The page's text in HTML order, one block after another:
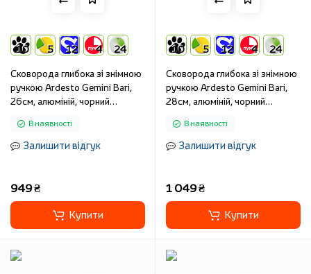
10 5 12 4 24
Сковорода глибока зі знімною
ручкою Ardesto Gemini Bari,
26см, алюміній, чорний
В наявності
Залишити відгук
949 ₴
Купити
10 5 12 4 24
Сковорода глибока зі знімною
ручкою Ardesto Gemini Bari,
28см, алюміній, чорний
В наявності
Залишити відгук
1 049 ₴
Купити